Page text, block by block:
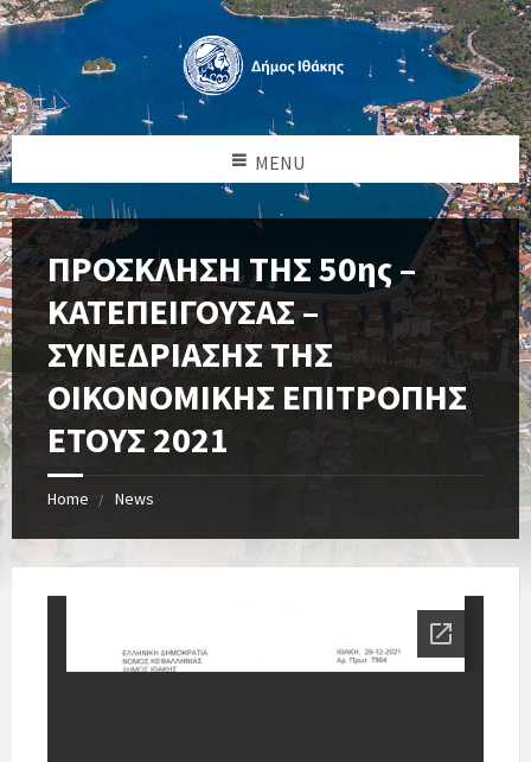
MENU
ΠΡΟΣΚΛΗΣΗ ΤΗΣ 50ης –
ΚΑΤΕΠΕΙΓΟΥΣΑΣ –
ΣΥΝΕΔΡΙΑΣΗΣ ΤΗΣ
ΟΙΚΟΝΟΜΙΚΗΣ ΕΠΙΤΡΟΠΗΣ
ΕΤΟΥΣ 2021
Home News